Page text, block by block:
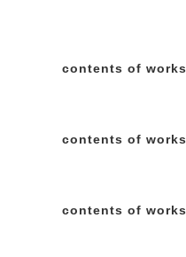
contents of works
contents of works
contents of works